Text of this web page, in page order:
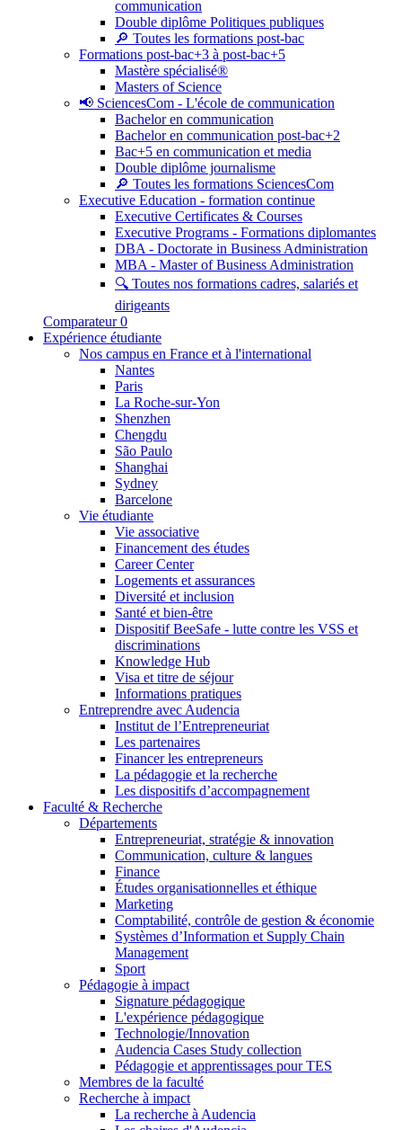
communication
Double diplôme Politiques publiques
🔎 Toutes les formations post-bac
Formations post-bac+3 à post-bac+5
Mastère spécialisé®
Masters of Science
📢 SciencesCom - L'école de communication
Bachelor en communication
Bachelor en communication post-bac+2
Bac+5 en communication et media
Double diplôme journalisme
🔎 Toutes les formations SciencesCom
Executive Education - formation continue
Executive Certificates & Courses
Executive Programs - Formations diplomantes
DBA - Doctorate in Business Administration
MBA - Master of Business Administration
🔍 Toutes nos formations cadres, salariés et
dirigeants
Comparateur 0
Expérience étudiante
Nos campus en France et à l'international
Nantes
Paris
La Roche-sur-Yon
Shenzhen
Chengdu
São Paulo
Shanghai
Sydney
Barcelone
Vie étudiante
Vie associative
Financement des études
Career Center
Logements et assurances
Diversité et inclusion
Santé et bien-être
Dispositif BeeSafe - lutte contre les VSS et
discriminations
Knowledge Hub
Visa et titre de séjour
Informations pratiques
Entreprendre avec Audencia
Institut de l’Entrepreneuriat
Les partenaires
Financer les entrepreneurs
La pédagogie et la recherche
Les dispositifs d’accompagnement
Faculté & Recherche
Départements
Entrepreneuriat, stratégie & innovation
Communication, culture & langues
Finance
Études organisationnelles et éthique
Marketing
Comptabilité, contrôle de gestion & économie
Systèmes d’Information et Supply Chain
Management
Sport
Pédagogie à impact
Signature pédagogique
L'expérience pédagogique
Technologie/Innovation
Audencia Cases Study collection
Pédagogie et apprentissages pour TES
Membres de la faculté
Recherche à impact
La recherche à Audencia